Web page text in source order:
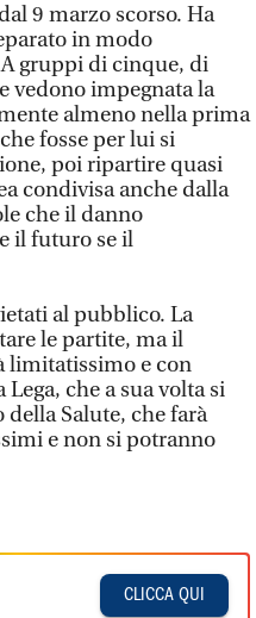
9 marzo scorso. Ha
in modo
gruppi di cinque, di
vedono impegnata la
almeno nella prima
fosse per lui si
poi ripartire quasi
condivisa anche dalla
che il danno
il futuro se il
al pubblico. La
le partite, ma il
limitatissimo e con
che a sua volta si
Salute, che farà
e non si potranno
CLICCA QUI